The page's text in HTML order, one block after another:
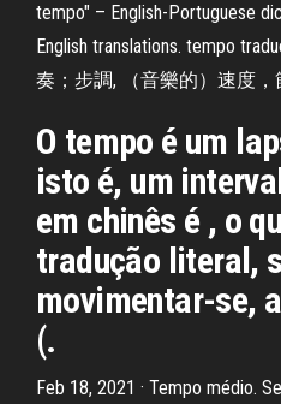
tempo" – English-Portuguese
English translations. tempo
奏；步調, （音樂的）速度，
O tempo é um
isto é, um
em chinês é , o
tradução literal,
movimentar-se,
(.
Feb 18, 2021 · Tempo médio.